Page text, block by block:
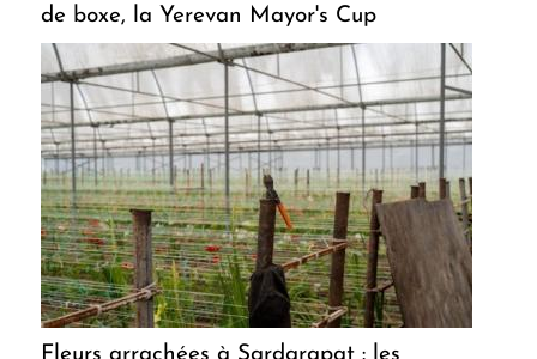
de boxe, la Yerevan Mayor's Cup
Fleurs arrachées à Sardarapat : les